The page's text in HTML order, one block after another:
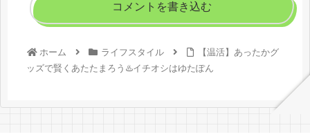
コメントを書き込む
ホーム ライフスタイル
【温活】あったかグ
ッズで賢くあたたまろう♨️イチオシはゆたぽん